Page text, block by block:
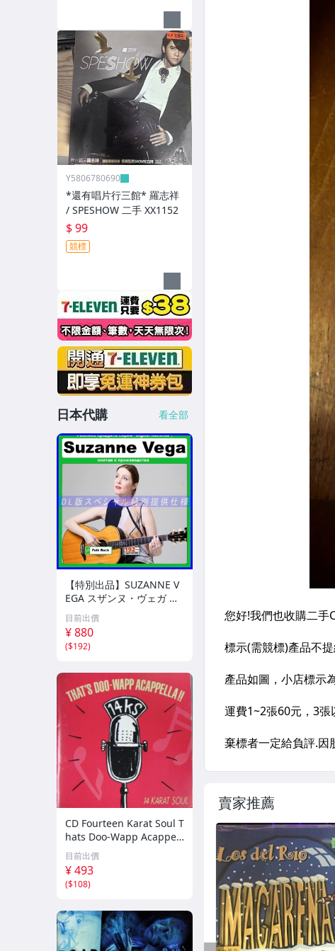
賣家推薦
Y5806780690
*還有唱片行三館* 羅志祥
/ SPESHOW 二手 XX1152
$ 99
競標
日本代購 看全部
【特別出品】SUZANNE V
EGA スザンヌ・ヴェガ 精
選集 100歌 音楽DL(MP3C
D)☆
目前出價
¥ 880
($192)
CD Fourteen Karat Soul T
hats Doo-Wapp Acappell
a PCCY00374 Canyon Int
ernational /00110
目前出價
¥ 493
($108)